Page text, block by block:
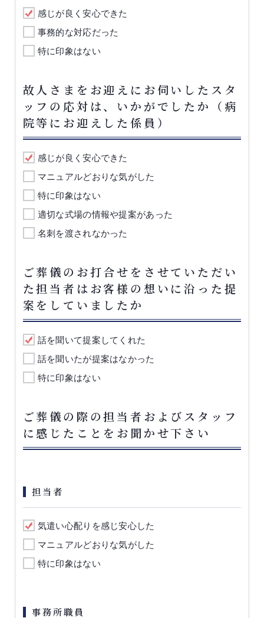
感じが良く安心できた
事務的な対応だった
特に印象はない
故人さまをお迎えにお伺いしたスタ
ッフの応対は、いかがでしたか（病
院等にお迎えした係員）
感じが良く安心できた
マニュアルどおりな気がした
特に印象はない
適切な式場の情報や提案があった
名刺を渡されなかった
ご葬儀のお打合せをさせていただい
た担当者はお客様の想いに沿った提
案をしていましたか
話を聞いて提案してくれた
話を聞いたが提案はなかった
特に印象はない
ご葬儀の際の担当者およびスタッフ
に感じたことをお聞かせ下さい
担当者
気遣い心配りを感じ安心した
マニュアルどおりな気がした
特に印象はない
事務所職員